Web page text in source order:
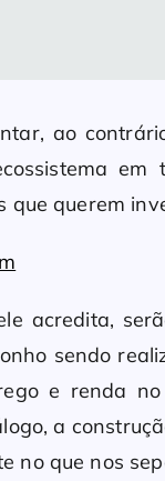
ao
que querem
acredita,
sendo
e renda
a
no que nos